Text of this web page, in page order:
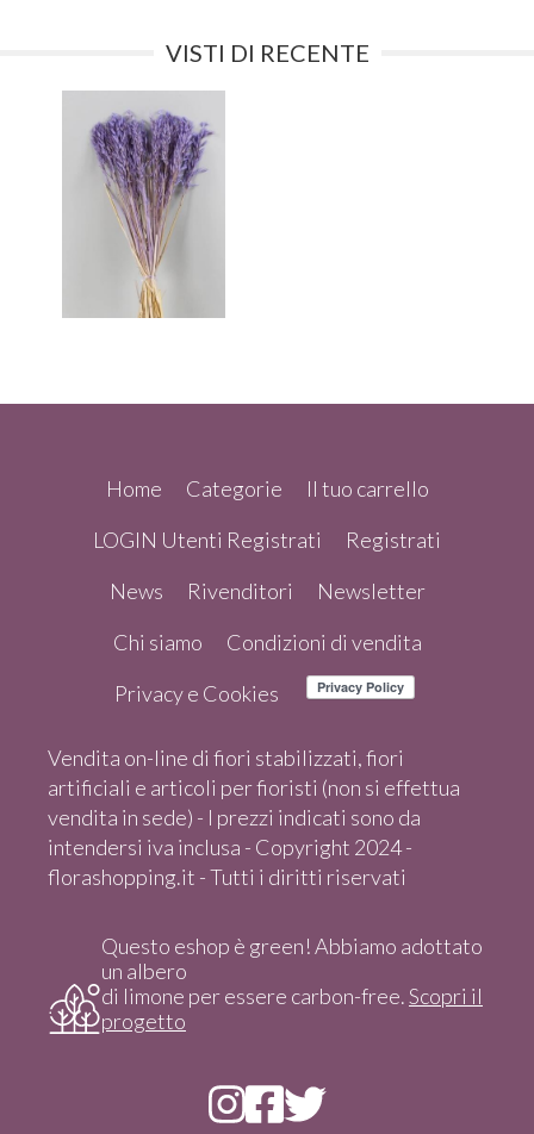
VISTI DI RECENTE
Home Categorie
Il tuo carrello
LOGIN Utenti Registrati
Registrati
News
Rivenditori
Newsletter
Chi siamo
Condizioni di vendita
Privacy e Cookies
Vendita on-line di fiori stabilizzati, fiori
artificiali e articoli per fioristi (non si effettua
vendita in sede) - I prezzi indicati sono da
intendersi iva inclusa - Copyright 2024 -
florashopping.it - Tutti i diritti riservati
Questo eshop è green! Abbiamo adottato
un albero
di limone per essere carbon-free.Scopri il
progetto